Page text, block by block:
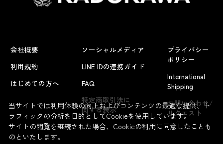
会社概要
利用規約
はじめての方へ
ソーシャルメディア
LINE IDの連携ガイド
FAQ
特定商取引法に
関する表示
プライバシー
ポリシー
International
Shipping
お問い合わせ/
リクエスト
当サイトでは利用体験の向上およびコンテンツの最適な提供、ト
ラフィックの分析を目的としてCookieを使用しています。
サイトの閲覧を継続された場合、Cookieの利用に同意したことも
のといたします。